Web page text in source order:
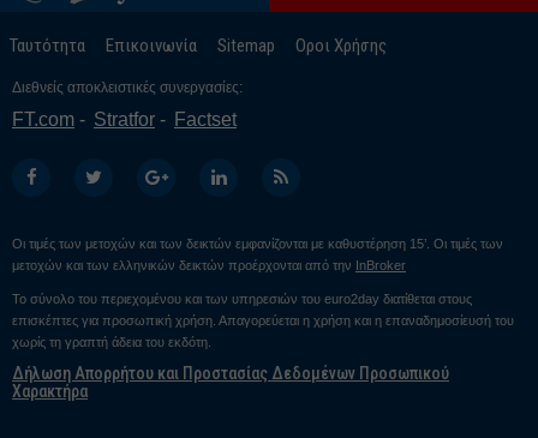
Ταυτότητα Επικοινωνία Sitemap Οροι Χρήσης
Διεθνείς αποκλειστικές συνεργασίες:
FT.com Stratfor Factset
Οι τιμές των μετοχών και των δεικτών εμφανίζονται με καθυστέρηση 15’. Οι τιμές των
μετοχών και των ελληνικών δεικτών προέρχονται από την InBroker
Το σύνολο του περιεχομένου και των υπηρεσιών του euro2day διατίθεται στους
επισκέπτες για προσωπική χρήση. Απαγορεύεται η χρήση και η επαναδημοσίευσή του
χωρίς τη γραπτή άδεια του εκδότη.
Δήλωση Απορρήτου και Προστασίας Δεδομένων Προσωπικού
Χαρακτήρα